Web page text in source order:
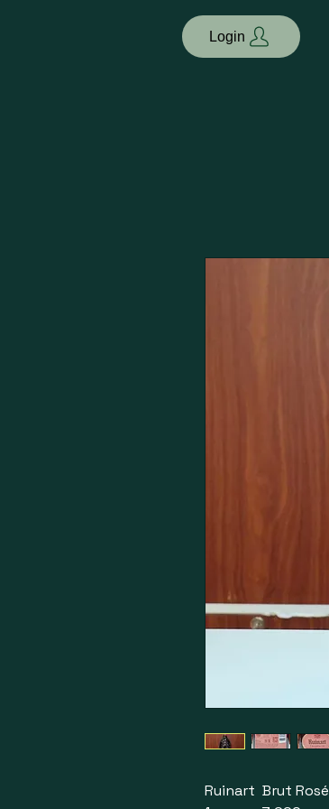
Login
Ruinart Brut Rosé